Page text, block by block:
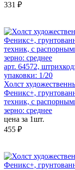
331 ₽
арт. 64572,
упаковки: 1/20
Холст
Феникс+,
техник, с
зерно: среднее
цена за 1шт.
455 ₽